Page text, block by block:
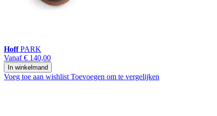
HoffPARK
Vanaf € 140,00
In winkelmand
Voeg toe aan wishlist Toevoegen om te vergelijken